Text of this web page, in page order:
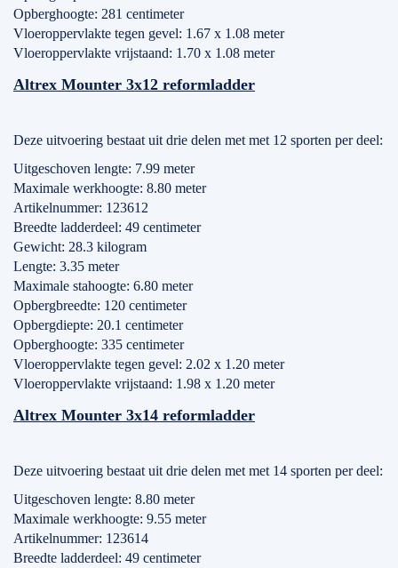
Opberghoogte: 281 centimeter
Vloeroppervlakte tegen gevel: 1.67 x 1.08 meter
Vloeroppervlakte vrijstaand: 1.70 x 1.08 meter
Altrex Mounter 3x12 reformladder
Deze uitvoering bestaat uit drie delen met met 12 sporten per deel:
Uitgeschoven lengte: 7.99 meter
Maximale werkhoogte: 8.80 meter
Artikelnummer: 123612
Breedte ladderdeel: 49 centimeter
Gewicht: 28.3 kilogram
Lengte: 3.35 meter
Maximale stahoogte: 6.80 meter
Opbergbreedte: 120 centimeter
Opbergdiepte: 20.1 centimeter
Opberghoogte: 335 centimeter
Vloeroppervlakte tegen gevel: 2.02 x 1.20 meter
Vloeroppervlakte vrijstaand: 1.98 x 1.20 meter
Altrex Mounter 3x14 reformladder
Deze uitvoering bestaat uit drie delen met met 14 sporten per deel:
Uitgeschoven lengte: 8.80 meter
Maximale werkhoogte: 9.55 meter
Artikelnummer: 123614
Breedte ladderdeel: 49 centimeter